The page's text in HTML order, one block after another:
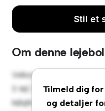
Stil et
Om denne
Tilmeld dig
og detaljer
Velkommen til dit nye
3. lejl. 1, 4400
lejlighed tilbyder et